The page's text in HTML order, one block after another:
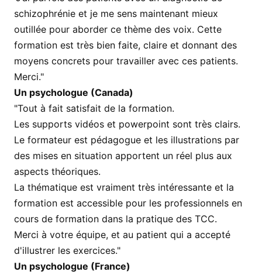
schizophrénie et je me sens maintenant mieux
outillée pour aborder ce thème des voix. Cette
formation est très bien faite, claire et donnant des
moyens concrets pour travailler avec ces patients.
Merci."
Un psychologue (Canada)
"Tout à fait satisfait de la formation.
Les supports vidéos et powerpoint sont très clairs.
Le formateur est pédagogue et les illustrations par
des mises en situation apportent un réel plus aux
aspects théoriques.
La thématique est vraiment très intéressante et la
formation est accessible pour les professionnels en
cours de formation dans la pratique des TCC.
Merci à votre équipe, et au patient qui a accepté
d'illustrer les exercices."
Un psychologue (France)